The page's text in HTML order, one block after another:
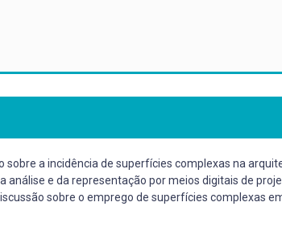
a incidência de superfícies complexas na
e da representação por meios digitais de
sobre o emprego de superfícies complexas